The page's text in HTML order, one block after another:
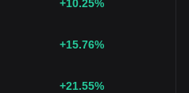
+10.25%
+15.76%
+21.55%